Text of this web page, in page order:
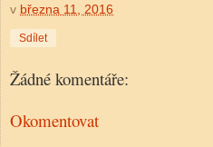
v března 11, 2016
Sdílet
Žádné komentáře:
Okomentovat